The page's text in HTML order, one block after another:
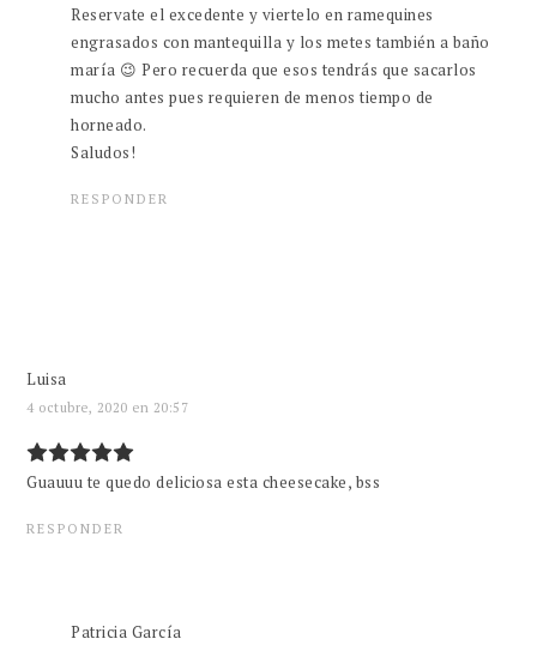
Reservate el excedente y viertelo en ramequines
engrasados con mantequilla y los metes también a baño
maría 😉 Pero recuerda que esos tendrás que sacarlos
mucho antes pues requieren de menos tiempo de
horneado.
Saludos!
RESPONDER
Luisa
4 octubre, 2020 en 20:57
Guauuu te quedo deliciosa esta cheesecake, bss
RESPONDER
Patricia García